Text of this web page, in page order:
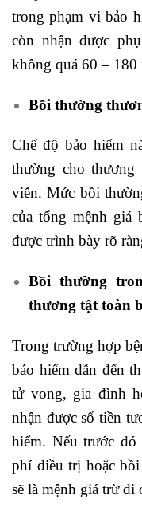
trong phạm vi bảo
còn nhận được
không quá 60 – 180
Bồi thường
Chế độ bảo hiểm
thường cho
viễn. Mức bồi
của tổng mệnh giá
được trình bày rõ
Bồi thường
thương tật toàn
Trong trường hợp
bảo hiểm dẫn đến
tử vong, gia đình
nhận được số tiền
hiểm. Nếu trước đó
phí điều trị hoặc
sẽ là mệnh giá trừ đi